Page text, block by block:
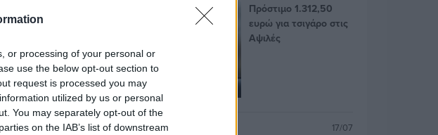
or processing of your personal or
use the below opt-out section to
request is processed you may
utilized by us or personal
You may separately opt-out of the
on the IAB’s list of downstream
Πρόστιμο 1.312,50
ευρώ για τσιγάρο στις
Αψιλές
Αστυνομικά 17/07